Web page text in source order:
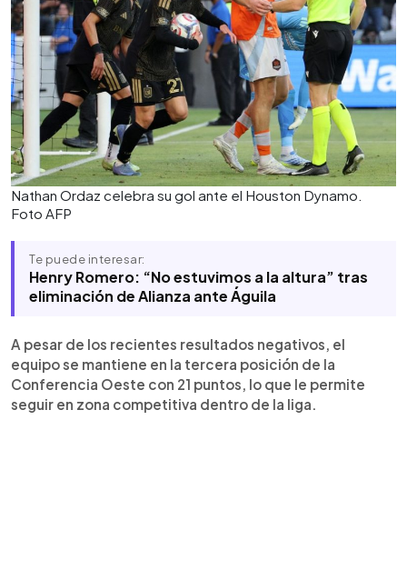
Nathan Ordaz celebra su gol ante el Houston Dynamo.
Foto AFP
Te puede interesar:
Henry Romero: “No estuvimos a la altura” tras
eliminación de Alianza ante Águila
A pesar de los recientes resultados negativos, el
equipo se mantiene en la tercera posición de la
Conferencia Oeste con 21 puntos, lo que le permite
seguir en zona competitiva dentro de la liga.